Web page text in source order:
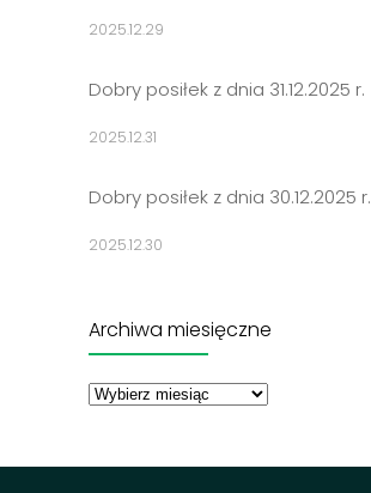
2025.12.29
Dobry posiłek z dnia 31.12.2025 r.
2025.12.31
Dobry posiłek z dnia 30.12.2025 r.
2025.12.30
2024.12.27
Dobry posiłek z dnia 23.12.2025 r.
Archiwa miesięczne
miesięczne